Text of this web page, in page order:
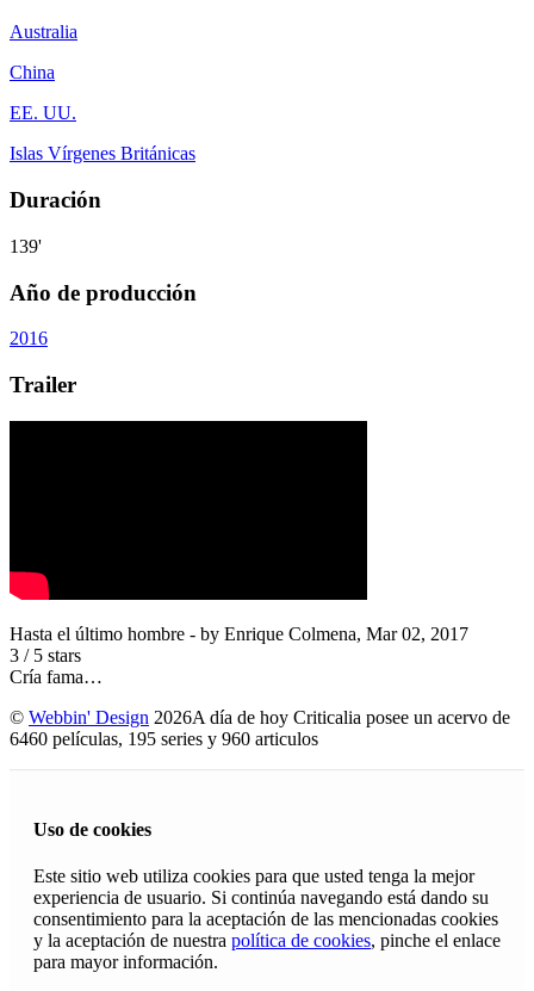
Australia
China
EE. UU.
Islas Vírgenes Británicas
Duración
139'
Año de producción
2016
Trailer
Hasta el último hombre - by Enrique Colmena, Mar 02, 2017
3 / 5 stars
Cría fama…
© Webbin' Design 2026A día de hoy Criticalia posee un acervo de
6460 películas, 195 series y 960 articulos
Uso de cookies
Este sitio web utiliza cookies para que usted tenga la mejor
experiencia de usuario. Si continúa navegando está dando su
consentimiento para la aceptación de las mencionadas cookies
y la aceptación de nuestra política de cookies, pinche el enlace
para mayor información.